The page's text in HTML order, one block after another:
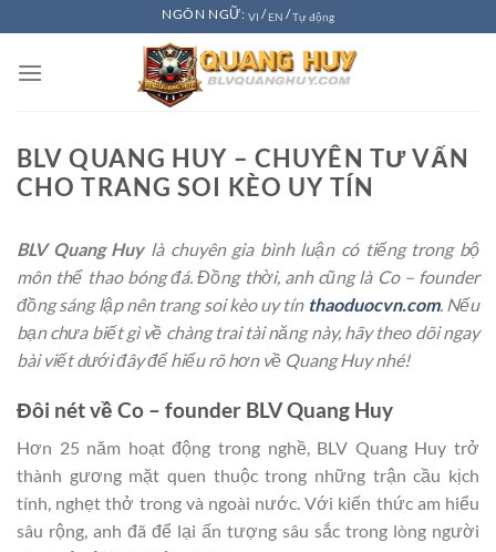
nội
NGÔN NGỮ: VI / EN / Tự động
BLV QUANG HUY – CHUYÊN TƯ VẤN
CHO TRANG SOI KÈO UY TÍN
BLV Quang Huylà chuyên gia bình luận có tiếng trong bộ
môn thể thao bóng đá. Đồng thời, anh cũng là Co – founder
đồng sáng lập nên trang soi kèo uy tín thaoduocvn.com. Nếu
bạn chưa biết gì về chàng trai tài năng này, hãy theo dõi ngay
bài viết dưới đây để hiểu rõ hơn về Quang Huy nhé!
Đôi nét về Co – founder BLV Quang Huy
Hơn 25 năm hoạt động trong nghề, BLV Quang Huy trở
thành gương mặt quen thuộc trong những trận cầu kịch
tính, nghẹt thở trong và ngoài nước. Với kiến thức am hiểu
sâu rộng, anh đã để lại ấn tượng sâu sắc trong lòng người